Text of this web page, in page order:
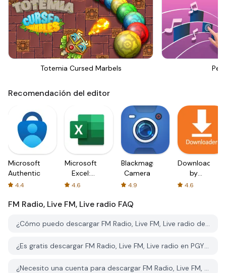
Totemia Cursed Marbels
Recomendación del editor
Microsoft
Authenticator
4.4
Microsoft
Excel:
Spreadsheets
4.6
Blackmagic
Camera
4.9
Downloader
by
AFTVnews
4.6
FM Radio, Live FM, Live radio FAQ
¿Cómo puedo descargar FM Radio, Live FM, Live radio desde PGYER APK HUB?
¿Es gratis descargar FM Radio, Live FM, Live radio en PGYER APK HUB?
¿Necesito una cuenta para descargar FM Radio, Live FM, Live radio desde PGYER APK HUB?